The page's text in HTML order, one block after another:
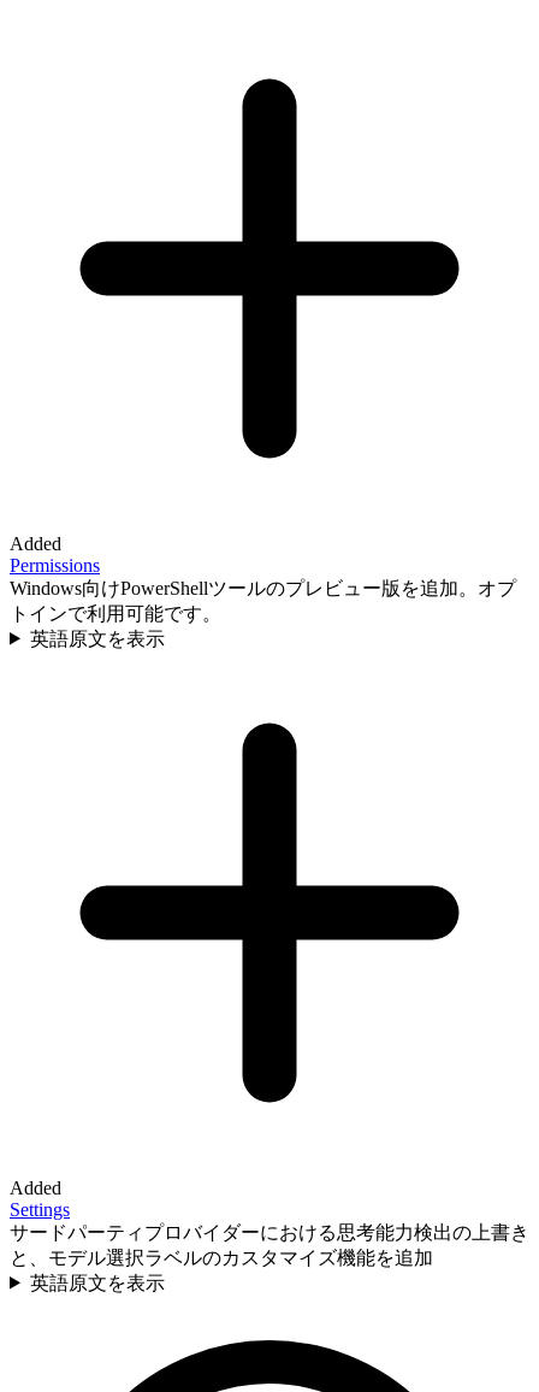
Added
Permissions
Windows向けPowerShellツールのプレビュー版を追加。オプ
トインで利用可能です。
英語原文を表示
Added
Settings
サードパーティプロバイダーにおける思考能力検出の上書き
と、モデル選択ラベルのカスタマイズ機能を追加
英語原文を表示